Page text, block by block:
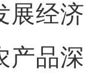
展经济
产品深